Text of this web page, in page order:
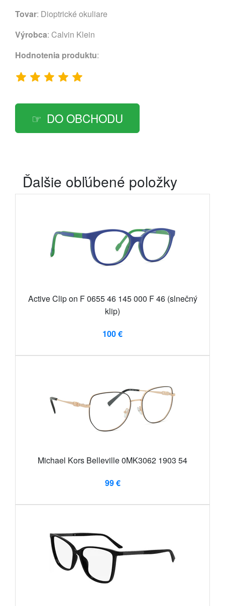
Tovar: Dioptrické okuliare
Výrobca: Calvin Klein
Hodnotenia produktu:
DO OBCHODU
Ďalšie obľúbené položky
Active Clip on F 0655 46 145 000 F 46 (slnečný
klip)
100 €
Michael Kors Belleville 0MK3062 1903 54
99 €